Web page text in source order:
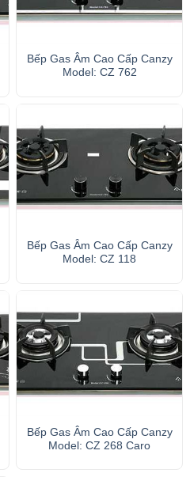
Bếp Gas Âm Cao Cấp Canzy
Model: CZ 762
Bếp Gas Âm Cao Cấp Canzy
Model: CZ 118
Bếp Gas Âm Cao Cấp Canzy
Model: CZ 268 Caro